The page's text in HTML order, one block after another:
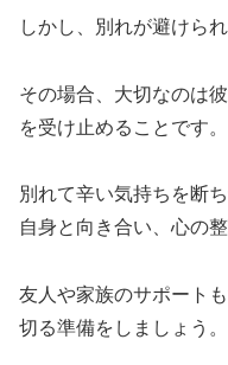
しかし、別れが避けら
その場合、大切なのは
を受け止めることです。
別れて辛い気持ちを断
自身と向き合い、心の
友人や家族のサポート
切る準備をしましょう。